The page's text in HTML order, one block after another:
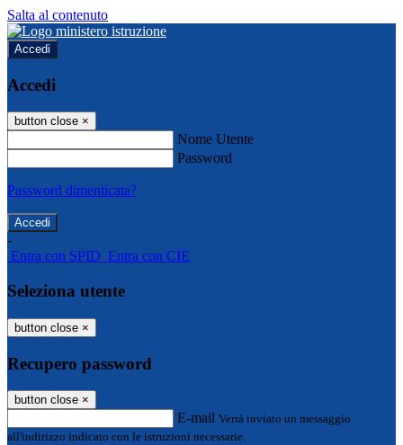
Salta al contenuto
Accedi
Accedi
button close ×
Nome Utente
Password
Password dimenticata?
-
Entra con SPID Entra con CIE
Seleziona utente
button close ×
Recupero password
button close ×
E-mail Verrà inviato un messaggio
all'indirizzo indicato con le istruzioni necessarie.